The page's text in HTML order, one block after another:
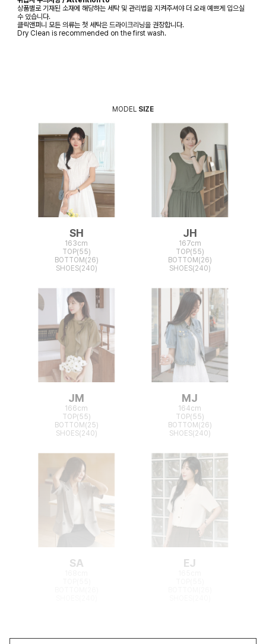
상품별로 기재된 소재에 해당하는 세탁 및 관리법을 지켜주셔야 더 오래 예쁘게 입으실
수 있습니다.
클릭앤퍼니 모든 의류는 첫 세탁은 드라이크리닝을 권장합니다.
Dry Clean is recommended on the first wash.
MODEL SIZE
SH
163cm
TOP(55)
BOTTOM(26)
SHOES(240)
JH
167cm
TOP(55)
BOTTOM(26)
SHOES(240)
JM
166cm
TOP(55)
BOTTOM(25)
SHOES(240)
MJ
164cm
TOP(55)
BOTTOM(26)
SHOES(240)
SA EJ